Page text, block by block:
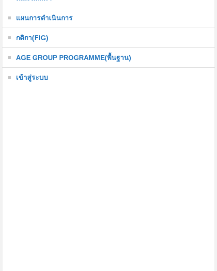
แผนการดำเนินการ
กติกา(FIG)
AGE GROUP PROGRAMME(พื้นฐาน)
เข้าสู่ระบบ